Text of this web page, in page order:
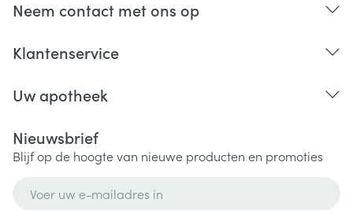
Neem contact met ons op
Klantenservice
Uw apotheek
Nieuwsbrief
Blijf op de hoogte van nieuwe producten en promoties